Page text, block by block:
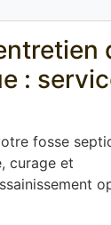
:
fosse
curage et